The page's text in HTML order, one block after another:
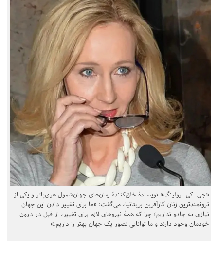
«جی. کی. رولینگ» نویسندهٔ خلق‌کنندهٔ رمان‌های جهان‌شمول هری‌پاتر و یکی از
ثروتمندترین زنان کارآفرین بریتانیا، می‌گفت: «ما برای تغییر دادن این جهان
نیازی به جادو نداریم؛ چرا که همهٔ نیروهای لازم برای تغییر، از قبل در درون
خودمان وجود دارند و ما توانایی تصور یک جهان بهتر را داریم.»